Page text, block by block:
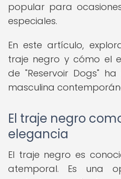
popular para
especiales.
En este artículo,
traje negro y cómo el
de "Reservoir Dogs"
masculina
El traje negro
elegancia
El traje negro es
atemporal. Es una